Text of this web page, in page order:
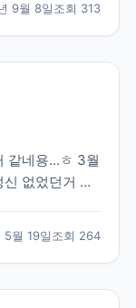
ㅋㅋ한국가게
말로 적...
9월 8일조회 313
같네용...ㅎ 3월
없었던거 같
다음주부터
월 19일조회 264